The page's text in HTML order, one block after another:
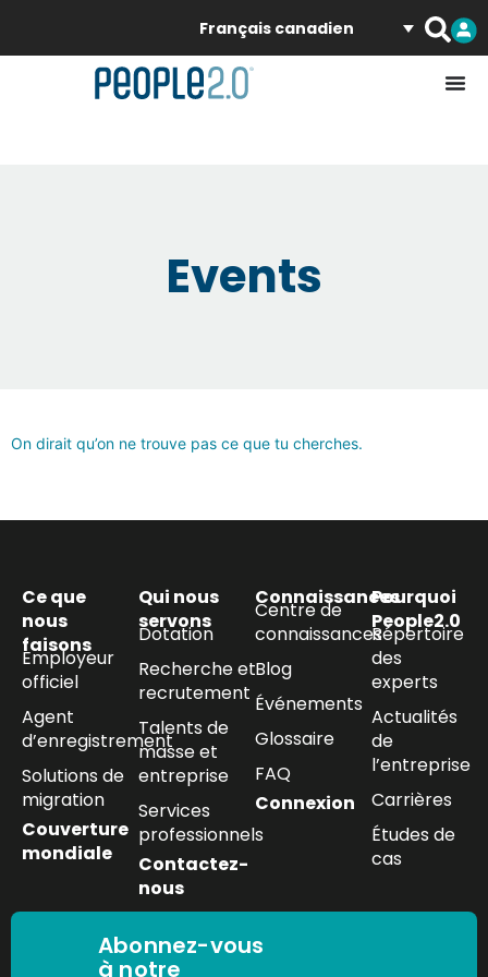
Français canadien
Events
On dirait qu’on ne trouve pas ce que tu cherches.
Ce que
nous
faisons
Employeur
officiel
Agent
d’enregistrement
Solutions de
migration
Couverture
mondiale
Qui nous
servons
Dotation
Recherche et
recrutement
Talents de
masse et
entreprise
Services
professionnels
Contactez-
nous
Connaissances
Centre de
connaissances
Blog
Événements
Glossaire
FAQ
Connexion
Pourquoi
People2.0
Répertoire
des
experts
Actualités
de
l’entreprise
Carrières
Études de
cas
Abonnez-vous
à notre